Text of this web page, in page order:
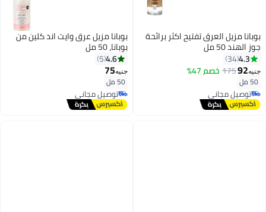
بوبانا مزيل العرق تفتيح اكثر برائحة
جوز الهند 50 مل
4.3
34
جنيه92
175 خصم 47%
50 مل
توصيل مجاني
توصيل مجاني
بوبانا مزيل عرق وايت اند كلين من
بوبانا، 50 مل
4.6
5
جنيه75
50 مل
توصيل مجاني
توصيل مجاني